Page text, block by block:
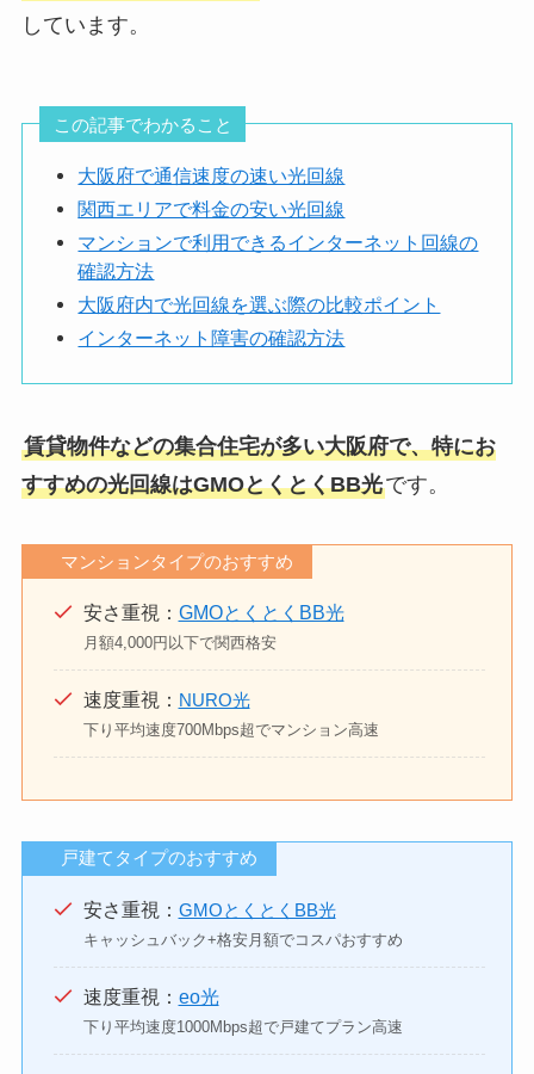
しています。
この記事でわかること
大阪府で通信速度の速い光回線
関西エリアで料金の安い光回線
マンションで利用できるインターネット回線の
確認方法
大阪府内で光回線を選ぶ際の比較ポイント
インターネット障害の確認方法
賃貸物件などの集合住宅が多い大阪府で、特にお
すすめの光回線はGMOとくとくBB光です。
マンションタイプのおすすめ
安さ重視： GMOとくとくBB光
月額4,000円以下で関西格安
速度重視： NURO光
下り平均速度700Mbps超でマンション高速
戸建てタイプのおすすめ
安さ重視： GMOとくとくBB光
キャッシュバック+格安月額でコスパおすすめ
速度重視： eo光
下り平均速度1000Mbps超で戸建てプラン高速